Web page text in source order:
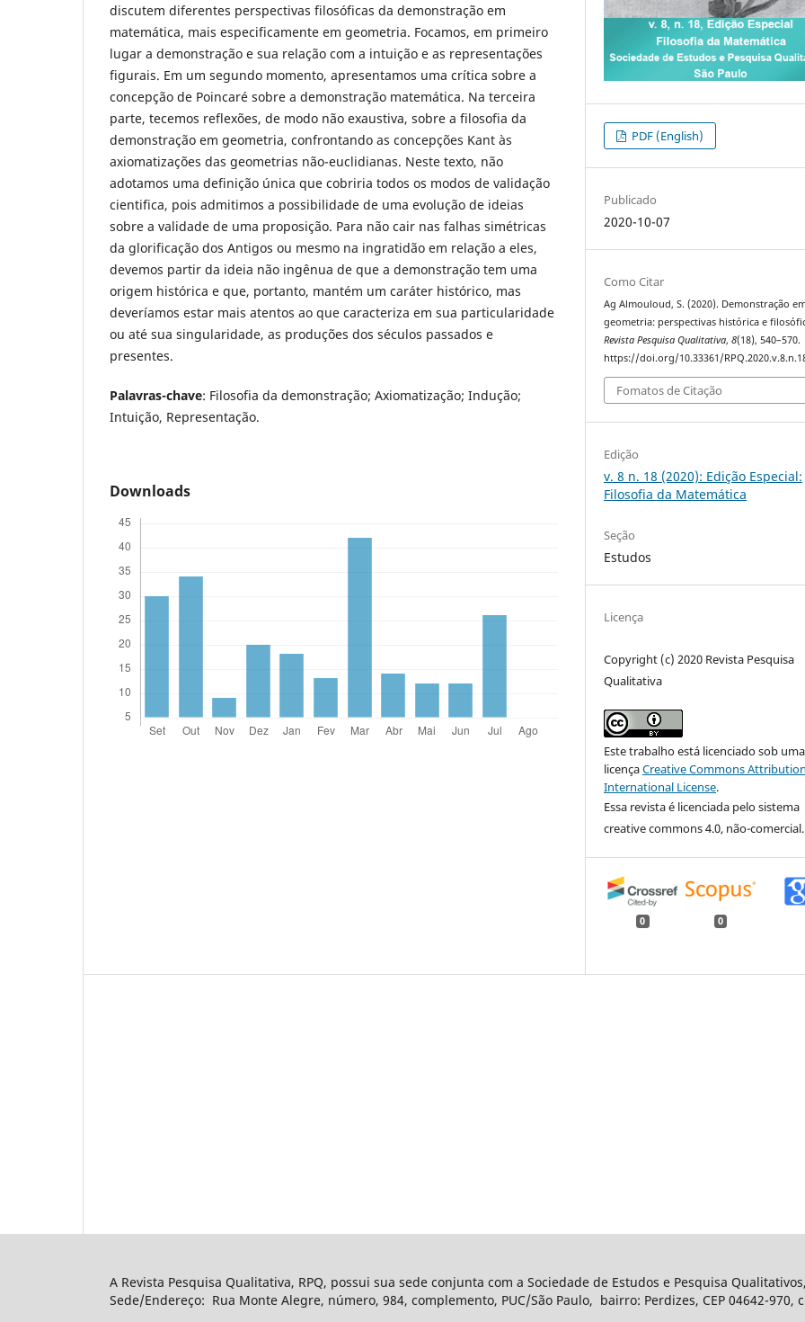
discutem diferentes perspectivas filosóficas da demonstração em
matemática, mais especificamente em geometria. Focamos, em primeiro
lugar a demonstração e sua relação com a intuição e as representações
figurais. Em um segundo momento, apresentamos uma crítica sobre a
concepção de Poincaré sobre a demonstração matemática. Na terceira
parte, tecemos reflexões, de modo não exaustiva, sobre a filosofia da
demonstração em geometria, confrontando as concepções Kant às
axiomatizações das geometrias não-euclidianas. Neste texto, não
adotamos uma definição única que cobriria todos os modos de validação
cientifica, pois admitimos a possibilidade de uma evolução de ideias
sobre a validade de uma proposição. Para não cair nas falhas simétricas
da glorificação dos Antigos ou mesmo na ingratidão em relação a eles,
devemos partir da ideia não ingênua de que a demonstração tem uma
origem histórica e que, portanto, mantém um caráter histórico, mas
deveríamos estar mais atentos ao que caracteriza em sua particularidade
ou até sua singularidade, as produções dos séculos passados e
presentes.
Palavras-chave: Filosofia da demonstração; Axiomatização; Indução;
Intuição, Representação.
Downloads
PDF (English)
Publicado
2020-10-07
Como Citar
Ag Almouloud, S. (2020). Demonstração
geometria: perspectivas histórica e
Revista Pesquisa Qualitativa,8(18), 540–570.
https://doi.org/10.33361/
Fomatos de Citação
Edição
v. 8 n. 18 (2020): Edição Especial:
Filosofia da Matemática
Seção
Estudos
Licença
Copyright (c) 2020 Revista Pesquisa
Qualitativa
Este trabalho está licenciado sob uma
licençaCreative Commons
International License.
Essa revista é licenciada pelo sistema
creative commons 4.0, não-comercial.
0 0
A Revista Pesquisa Qualitativa, RPQ, possui sua sede conjunta com a Sociedade de Estudos e Pesquisa
Sede/Endereço: Rua Monte Alegre, número, 984, complemento, PUC/São Paulo, bairro: Perdizes, CEP 04642-970,